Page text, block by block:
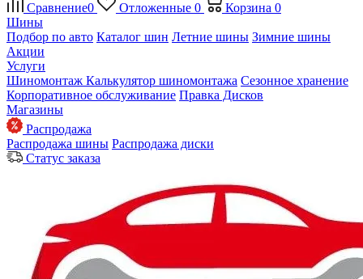
Сравнение0 Отложенные 0 Корзина 0
Шины
Подбор по авто Каталог шин Летние шины Зимние шины
Акции
Услуги
Шиномонтаж Калькулятор шиномонтажа Сезонное хранение
Корпоративное обслуживание Правка Дисков
Магазины
Распродажа
Распродажа шины Распродажа диски
Статус заказа